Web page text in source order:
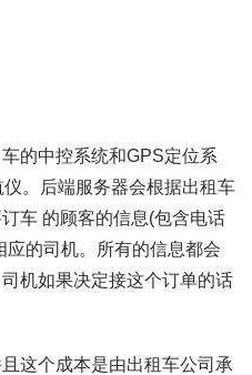
的中控系统和GPS定位系
。后端服务器会根据出租车
车 的顾客的信息(包含电话
的司机。所有的信息都会
机如果决定接这个订单的话
这个成本是由出租车公司承